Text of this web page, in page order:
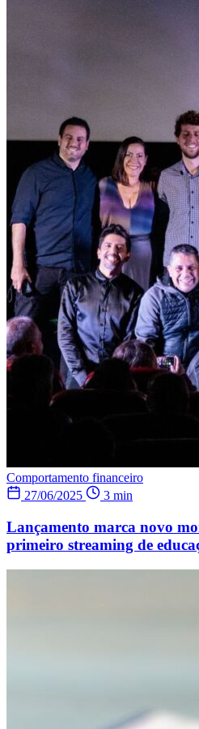
Comportamento financeiro
27/06/2025
3 min
Lançamento marca novo
primeiro streaming de